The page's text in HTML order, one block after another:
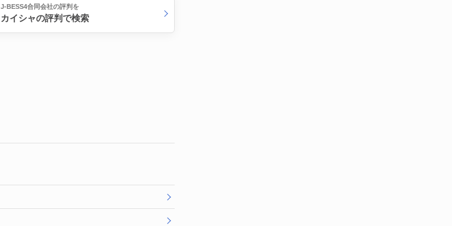
J-BESS4合同会社の評判を
カイシャの評判で検索